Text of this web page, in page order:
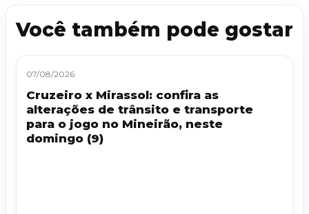
Você também pode gostar
07/08/2026
Cruzeiro x Mirassol: confira as
alterações de trânsito e transporte
para o jogo no Mineirão, neste
domingo (9)